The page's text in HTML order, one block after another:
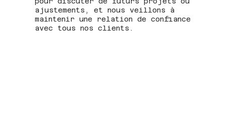
ajustements, et nous veillons à
maintenir une relation de confiance
avec tous nos clients.